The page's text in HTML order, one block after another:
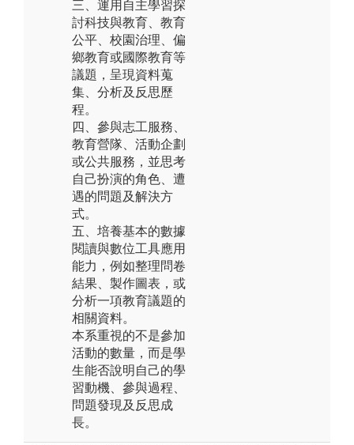
三、運用自主學習探
討科技與教育、教育
公平、校園治理、偏
鄉教育或國際教育等
議題，呈現資料蒐
集、分析及反思歷
程。
四、參與志工服務、
教育營隊、活動企劃
或公共服務，並思考
自己扮演的角色、遭
遇的問題及解決方
式。
五、培養基本的數據
閱讀與數位工具應用
能力，例如整理問卷
結果、製作圖表，或
分析一項教育議題的
相關資料。
本系重視的不是參加
活動的數量，而是學
生能否說明自己的學
習動機、參與過程、
問題發現及反思成
長。